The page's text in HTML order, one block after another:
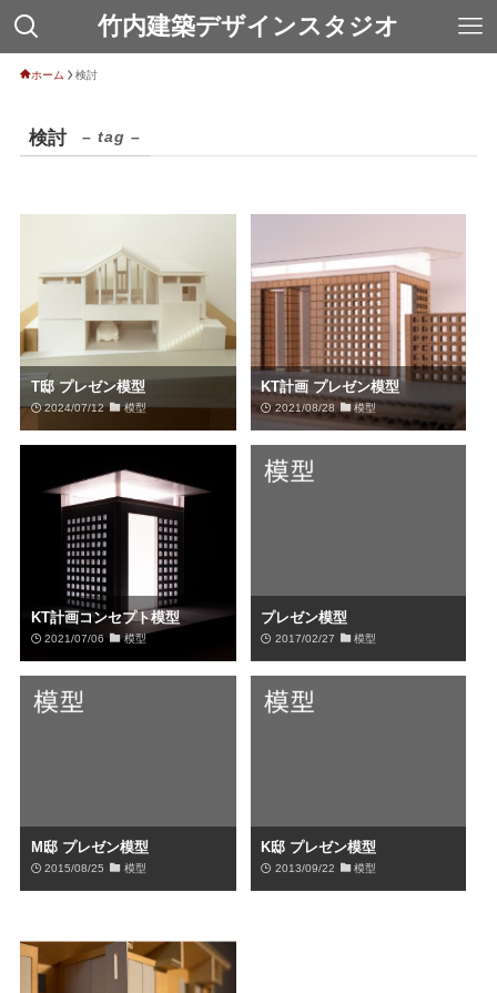
竹内建築デザインスタジオ
ホーム 検討
検討 – tag –
T邸 プレゼン模型
2024/07/12 模型
KT計画 プレゼン模型
2021/08/28 模型
KT計画コンセプト模型
2021/07/06 模型
プレゼン模型
2017/02/27 模型
M邸 プレゼン模型
2015/08/25 模型
K邸 プレゼン模型
2013/09/22 模型